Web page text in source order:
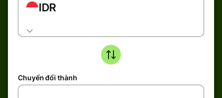
IDR
Chuyển đổi thành